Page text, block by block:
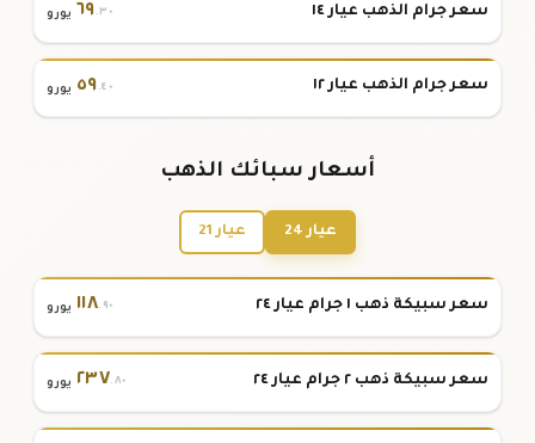
سعر جرام الذهب عيار ١٤ ٦٩.٣٠ يورو
سعر جرام الذهب عيار ١٢ ٥٩.٤٠ يورو
أسعار سبائك الذهب
عيار 24 عيار 21
سعر سبيكة ذهب ١ جرام عيار ٢٤ ١١٨.٩٠ يورو
سعر سبيكة ذهب ٢ جرام عيار ٢٤ ٢٣٧.٨٠ يورو